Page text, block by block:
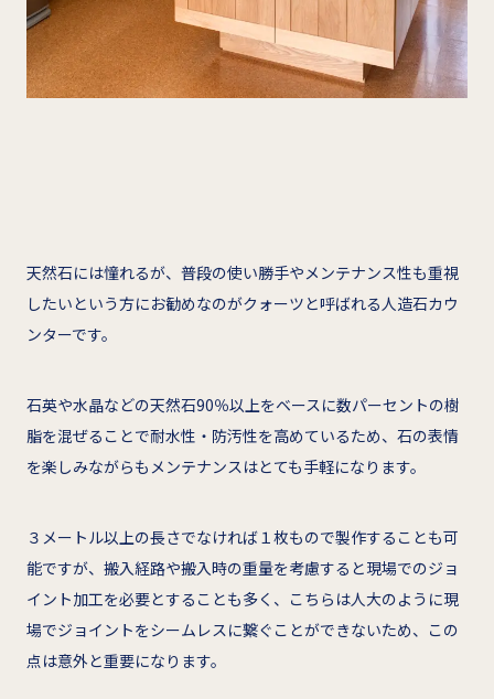
天然石には憧れるが、普段の使い勝手やメンテナンス性も重視
したいという方にお勧めなのがクォーツと呼ばれる人造石カウ
ンターです。
石英や水晶などの天然石90％以上をベースに数パーセントの樹
脂を混ぜることで耐水性・防汚性を高めているため、石の表情
を楽しみながらもメンテナンスはとても手軽になります。
３メートル以上の長さでなければ１枚もので製作することも可
能ですが、搬入経路や搬入時の重量を考慮すると現場でのジョ
イント加工を必要とすることも多く、こちらは人大のように現
場でジョイントをシームレスに繋ぐことができないため、この
点は意外と重要になります。